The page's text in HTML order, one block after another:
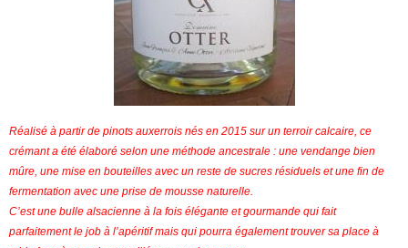
Réalisé à partir de pinots auxerrois nés en 2015 sur un terroir calcaire, ce
crémant a été élaboré selon une méthode ancestrale : une vendange bien
mûre, une mise en bouteilles avec un reste de sucres résiduels et une fin de
fermentation avec une prise de mousse naturelle.
C’est une bulle alsacienne à la fois élégante et gourmande qui fait
parfaitement le job à l’apéritif mais qui pourra également trouver sa place à